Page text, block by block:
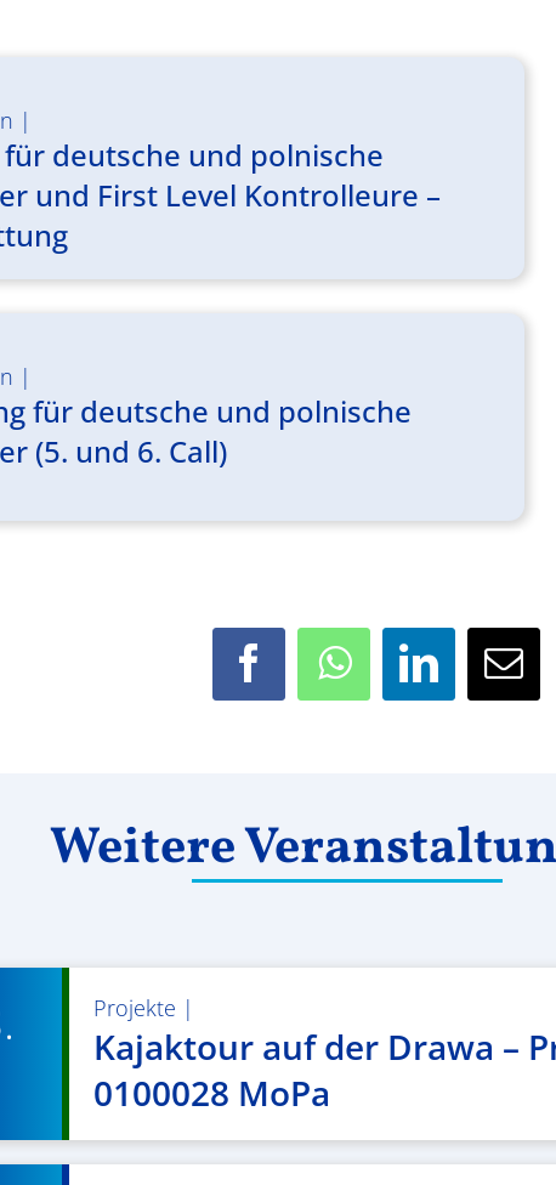
|
deutsche und polnische
und First Level Kontrolleure –
|
für deutsche und polnische
(5. und 6. Call)
Facebook WhatsApp LinkedIn
E-
Weitere
Projekte |
Kajaktour auf der Drawa –
0100028 MoPa